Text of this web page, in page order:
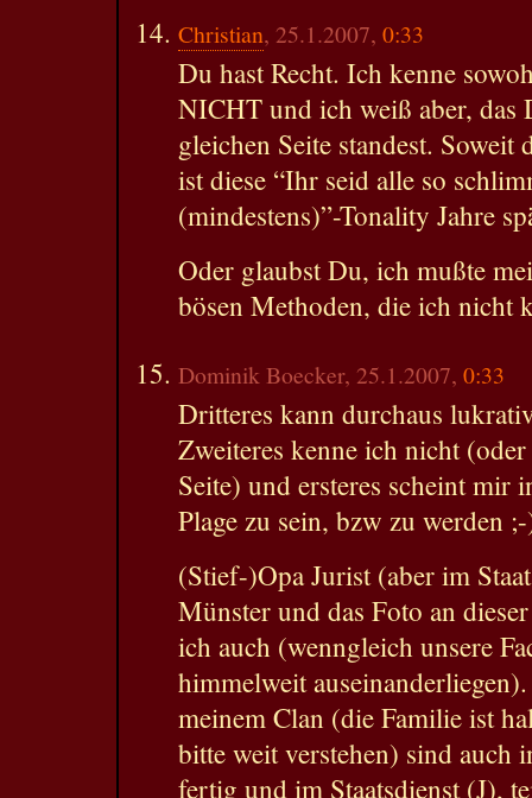
Christian, 25.1.2007, 0:33
Du hast Recht. Ich kenne
NICHT und ich weiß aber, das
gleichen Seite standest. Soweit
ist diese “Ihr seid alle so
(mindestens)”-Tonality Jahre
Oder glaubst Du, ich mußte
bösen Methoden, die ich nicht
Dominik Boecker, 25.1.2007, 0:33
Dritteres kann durchaus
Zweiteres kenne ich nicht
Seite) und ersteres scheint mir
Plage zu sein, bzw zu werden
(Stief-)Opa Jurist (aber im
Münster und das Foto an
ich auch (wenngleich unsere
himmelweit
meinem Clan (die Familie ist
bitte weit verstehen) sind auch
fertig und im Staatsdienst (J),